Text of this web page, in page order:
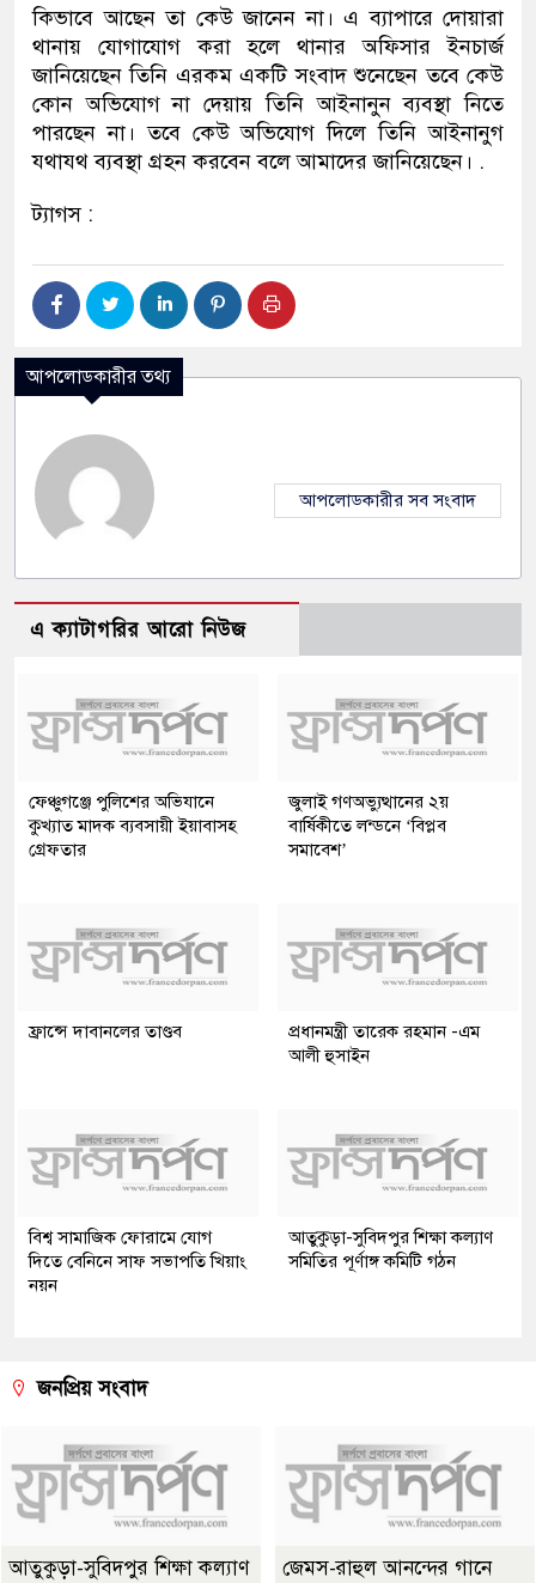
কিভাবে আছেন তা কেউ জানেন না। এ ব্যাপারে দোয়ারা
থানায় যোগাযোগ করা হলে থানার অফিসার ইনচার্জ
জানিয়েছেন তিনি এরকম একটি সংবাদ শুনেছেন তবে কেউ
কোন অভিযোগ না দেয়ায় তিনি আইনানুন ব্যবস্থা নিতে
পারছেন না। তবে কেউ অভিযোগ দিলে তিনি আইনানুগ
যথাযথ ব্যবস্থা গ্রহন করবেন বলে আমাদের জানিয়েছেন। .
ট্যাগস :
আপলোডকারীর তথ্য
আপলোডকারীর সব সংবাদ
এ ক্যাটাগরির আরো নিউজ
ফেঞ্চুগঞ্জে পুলিশের অভিযানে
কুখ্যাত মাদক ব্যবসায়ী ইয়াবাসহ
গ্রেফতার
জুলাই গণঅভ্যুত্থানের ২য়
বার্ষিকীতে লন্ডনে ‘বিপ্লব
সমাবেশ’
ফ্রান্সে দাবানলের তাণ্ডব
প্রধানমন্ত্রী তারেক রহমান -এম
আলী হুসাইন
বিশ্ব সামাজিক ফোরামে যোগ
দিতে বেনিনে সাফ সভাপতি খিয়াং
নয়ন
আতুকুড়া-সুবিদপুর শিক্ষা কল্যাণ
সমিতির পূর্ণাঙ্গ কমিটি গঠন
জনপ্রিয় সংবাদ
আতুকুড়া-সুবিদপুর শিক্ষা কল্যাণ
জেমস-রাহুল আনন্দের গানে